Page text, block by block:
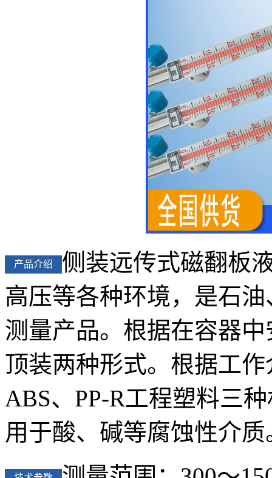
产品介绍
侧装远传式磁翻板
高压等各种环境，是石
测量产品。根据在容器
顶装两种形式。根据工
ABS、PP-R工程塑料三
用于酸、碱等腐蚀性介质